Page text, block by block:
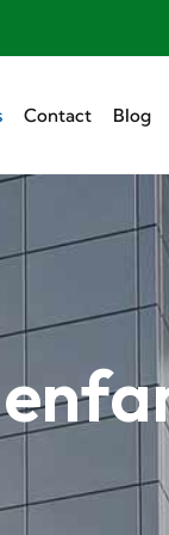
Contact Blog